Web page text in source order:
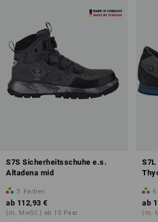
mehr zum Thema
S7S Sicherheitsschuhe e.s.
Altadena mid
3 Farben
ab 112,93 €
(m. MwSt.) ab 10 Paar
6
ab
(m.